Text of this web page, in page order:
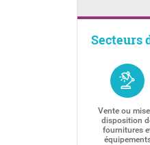
Secteurs
Vente ou
disposition
fournitures